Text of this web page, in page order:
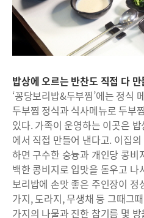
밥상에 오르는 반찬도 직접 다 만
‘꽁당보리밥&두부찜’에는 정식
두부찜 정식과 식사메뉴로 두부
있다. 가족이 운영하는 이곳은
에서 직접 만들어 낸다고. 이집
하면 구수한 숭늉과 개인당 콩비
백한 콩비지로 입맛을 돋우고
보리밥에 손맛 좋은 주인장이
가지, 도라지, 무생채 등 그때그
가지의 나물과 진한 참기름 몇